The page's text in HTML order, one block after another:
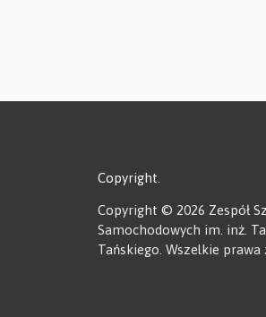
Copyright
Copyright © 2026 Zespół
Samochodowych im. inż.
Tańskiego. Wszelkie prawa